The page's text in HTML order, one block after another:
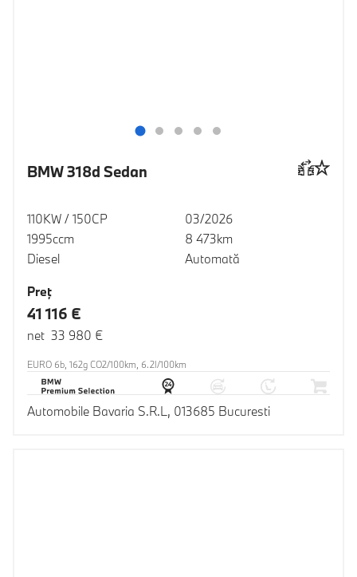
BMW 318d Sedan
110KW / 150CP
1995ccm
Diesel
03/2026
8 473km
Automată
Preţ
41 116 €
net 33 980 €
EURO 6b, 162g CO2/100km, 6.2l/100km
Automobile Bavaria S.R.L, 013685 Bucuresti